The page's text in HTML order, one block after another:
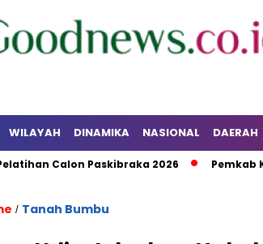
WILAYAH DINAMIKA NASIONAL DAERAH
Paskibraka 2026 Pemkab Kotabaru
/ Tanah Bumbu